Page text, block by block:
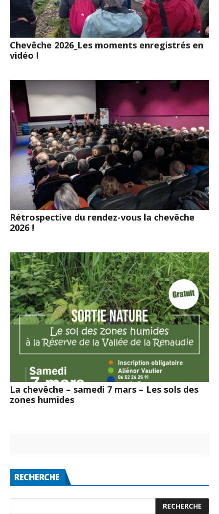
Chevêche 2026_Les moments enregistrés en
vidéo !
Rétrospective du rendez-vous la chevêche
2026 !
La chevêche – samedi 7 mars – Les sols des
zones humides
RECHERCHE